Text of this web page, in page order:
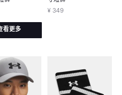
¥ 349
看更多